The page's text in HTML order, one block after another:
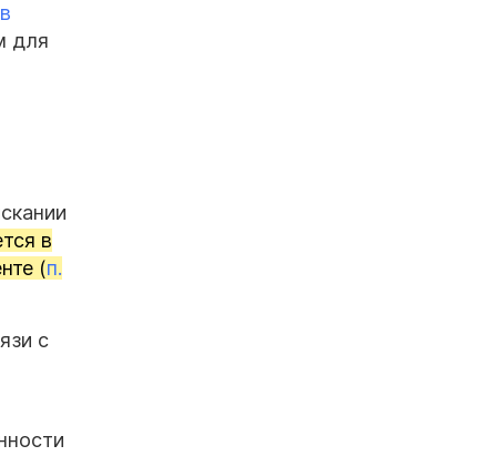
в
для
в
(п.
с